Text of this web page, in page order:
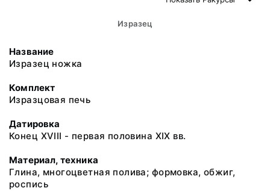
Изразец
Название
Изразец ножка
Комплект
Изразцовая печь
Датировка
Конец XVIII - первая половина XIX вв.
Материал, техника
Глина, многоцветная полива; формовка, обжиг,
роспись